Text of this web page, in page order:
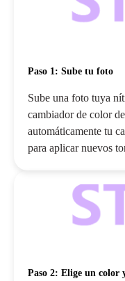
Paso 1: Sube tu foto
Sube una foto tuya
cambiador de color
automáticamente tu
para aplicar nuevos
Paso 2: Elige un color